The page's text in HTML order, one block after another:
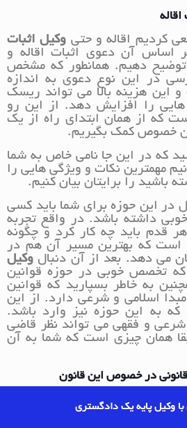
کردیم اقاله و حتی وکیل اثبات
اساس آن دعوی اثبات اقاله و
توضیح دهیم. همانطور که مشخص
در این نوع دعوی به اندازه
این هزینه بالا می تواند ریسک
را افزایش دهد. از این رو
که از همان ابتدای راه از یک
خصوص کمک بگیریم.
که در این جا نامی خاص به شما
مهمترین نکات و ویژگی هایی را
باشید را برایتان بیان کنیم.
در این حوزه برای شما باید کسی
داشته باشد. در واقع تجربه
قدم باید چه کار کرد و چگونه
است که بهترین مسیر آن هم در
می دهد. بعد از آن دنبال وکیل
که تخصص خوبی در حوزه قوانین
به خاطر بسپارید که قوانین
مبدا اسلامی و شرعی دارد. از این
که به این حوزه نیز وارد باشد.
و فقهی می تواند نظر قاضی
همان چیزی است که شما به آن
قانونی در خصوص این قانون
اقاله اختصاص داده شده است.
وکیل پایه یک دادگستری